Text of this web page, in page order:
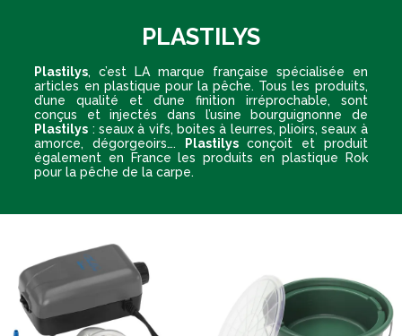
PLASTILYS
Plastilys, c’est LA marque française spécialisée en
articles en plastique pour la pêche. Tous les produits,
d’une qualité et d’une finition irréprochable, sont
conçus et injectés dans l’usine bourguignonne de
Plastilys : seaux à vifs, boites à leurres, plioirs, seaux à
amorce, dégorgeoirs….
Plastilysconçoit et produit
également en France les produits en plastique Rok
pour la pêche de la carpe.
10€ de remise